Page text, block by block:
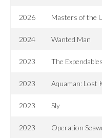
2026 Masters of the
2024 Wanted Man
2023 The
2023 Aquaman: Lost
2023 Sly
2023 Operation